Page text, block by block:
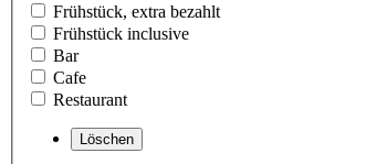
Frühstück, extra bezahlt
Frühstück inclusive
Bar
Cafe
Restaurant